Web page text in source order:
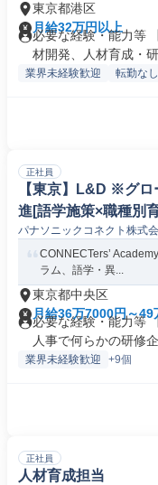
東京都港区
月給32万円以上
必要な経験・能力等
材開発、人材育成・研
業界未経験歓迎 転勤なし
正社員
【東京】L&D ※グ
進[語学施策×職種別
パナソニックコネクト株式
CONNECTers’
ラム、語学・異...
東京都中央区
月給36万7000円～49
必要な経験・能力等
人事で何らかの研修企
業界未経験歓迎 +9個
正社員
人材育成担当